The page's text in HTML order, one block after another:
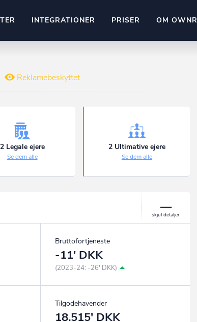
INTEGRATIONER
grænsen
supersonic
PRISER OM OWNR
Reklamebeskyttet
2 Legale ejere
Se dem alle
2 Ultimative ejere
Se dem alle
Bruttofortjeneste
-11' DKK
(2023-24: -26' DKK)
Tilgodehavender
18.515' DKK